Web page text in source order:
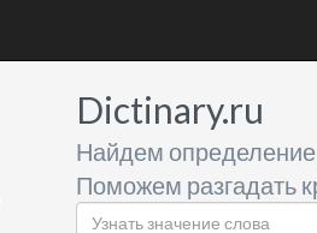
Dictinary.ru
Найдем
Поможем разгадать